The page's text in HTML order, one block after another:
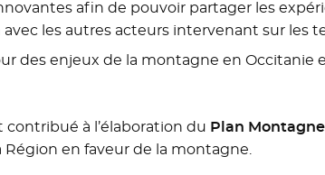
afin de pouvoir partager les
les autres acteurs intervenant sur les
des enjeux de la montagne en
à l’élaboration du Plan
en faveur de la montagne.